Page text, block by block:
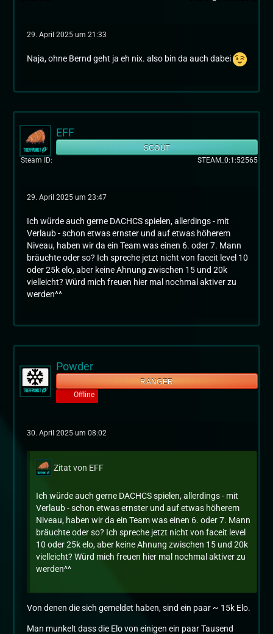
29. April 2025 um 21:33
Naja, ohne Bernd geht ja eh nix. also bin da auch dabei
EFF
SCOUT
Steam ID
STEAM_0:1:52565
29. April 2025 um 23:47
Ich würde auch gerne DACHCS spielen, allerdings - mit
Verlaub - schon etwas ernster und auf etwas höherem
Niveau, haben wir da ein Team was einen 6. oder 7. Mann
bräuchte oder so? Ich spreche jetzt nicht von faceit level 10
oder 25k elo, aber keine Ahnung zwischen 15 und 20k
vielleicht? Würd mich freuen hier mal nochmal aktiver zu
werden^^
Powder
RANGER
Offline
30. April 2025 um 08:02
Zitat von EFF
Ich würde auch gerne DACHCS spielen, allerdings - mit
Verlaub - schon etwas ernster und auf etwas höherem
Niveau, haben wir da ein Team was einen 6. oder 7. Mann
bräuchte oder so? Ich spreche jetzt nicht von faceit level
10 oder 25k elo, aber keine Ahnung zwischen 15 und 20k
vielleicht? Würd mich freuen hier mal nochmal aktiver zu
werden^^
Von denen die sich gemeldet haben, sind ein paar ~ 15k Elo.
Man munkelt dass die Elo von einigen ein paar Tausend